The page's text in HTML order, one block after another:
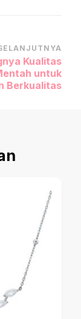
Kualitas
untuk
Berkualitas